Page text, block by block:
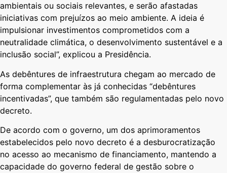
ambientais ou sociais relevantes, e serão afastadas
iniciativas com prejuízos ao meio ambiente. A ideia é
impulsionar investimentos comprometidos com a
neutralidade climática, o desenvolvimento sustentável e a
inclusão social”, explicou a Presidência.
As debêntures de infraestrutura chegam ao mercado de
forma complementar às já conhecidas “debêntures
incentivadas”, que também são regulamentadas pelo novo
decreto.
De acordo com o governo, um dos aprimoramentos
estabelecidos pelo novo decreto é a desburocratização
no acesso ao mecanismo de financiamento, mantendo a
capacidade do governo federal de gestão sobre o